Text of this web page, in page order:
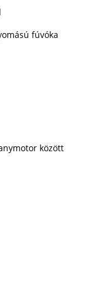
fúvóka
között